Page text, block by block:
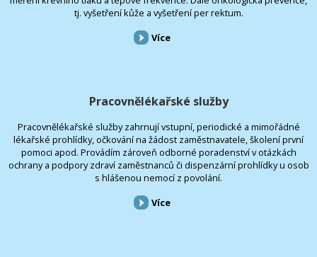
tj. vyšetření kůže a vyšetření per rektum.
Více
Pracovnělékařské služby
Pracovnělékařské služby zahrnují vstupní, periodické a mimořádné
lékařské prohlídky, očkování na žádost zaměstnavatele, školení první
pomoci apod. Provádím zároveň odborné poradenství v otázkách
ochrany a podpory zdraví zaměstnanců či dispenzární prohlídky u osob
s hlášenou nemocí z povolání.
Více